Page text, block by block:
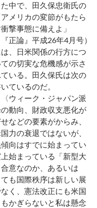
た中で、田久保忠衛氏の
アメリカの変節がもたら
撃事態に備えよ」
『正論』平成26年4月号）
、日米関係の行方につ
の切実な危機感が示さ
いる。田久保氏は次の
ているのだ。
ウィーク・ジャパン派
動向、財政収支悪化が
などの要素がからみ、
力の衰退ではないが、
向はすでに始まってい
始まっている「新型大
意なのか、あるいは
も国際秩序は新しい展
く、憲法改正にも米国
かぎらないと私は懸念